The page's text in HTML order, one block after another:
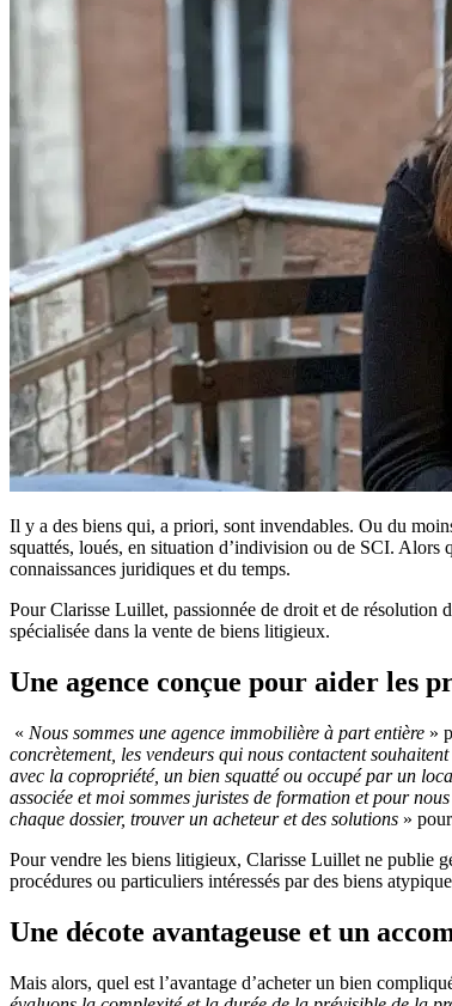
Il y a des biens qui, a priori, sont invendables. Ou du
squattés, loués, en situation d’indivision ou de SCI. Alors
connaissances juridiques et du temps.
Pour Clarisse Luillet, passionnée de droit et de résolution
spécialisée dans la vente de biens litigieux.
Une agence conçue pour aider les
« Nous sommes une agence immobilière à part entière »
concrètement, les vendeurs qui nous contactent
avec la copropriété, un bien squatté ou occupé par un
associée et moi sommes juristes de formation et pour
chaque dossier, trouver un acheteur et des solutions »
Pour vendre les biens litigieux, Clarisse Luillet ne publie
procédures ou particuliers intéressés par des biens
Une décote avantageuse et un
Mais alors, quel est l’avantage d’acheter un bien